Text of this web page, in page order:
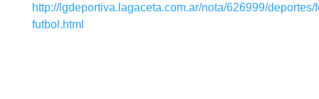
http://lgdeportiva.lagaceta.com.ar/nota/626999/deportes/
futbol.html